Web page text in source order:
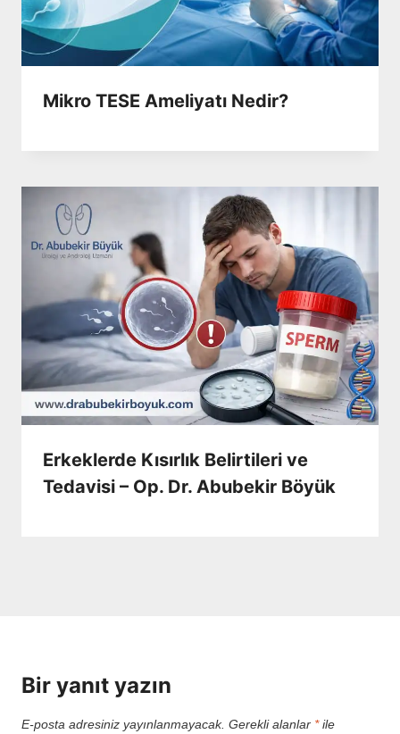
Mikro TESE Ameliyatı Nedir?
Erkeklerde Kısırlık Belirtileri ve
Tedavisi – Op. Dr. Abubekir Böyük
Bir yanıt yazın
E-posta adresiniz yayınlanmayacak. Gerekli alanlar *ile